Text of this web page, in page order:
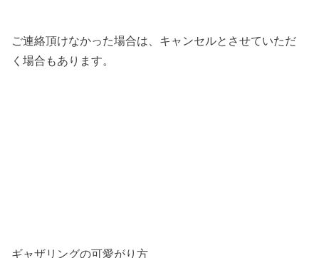
ご連絡頂けなかった場合は、キャンセルとさせていただ
く場合もあります。
ギャザリングの可愛がり方